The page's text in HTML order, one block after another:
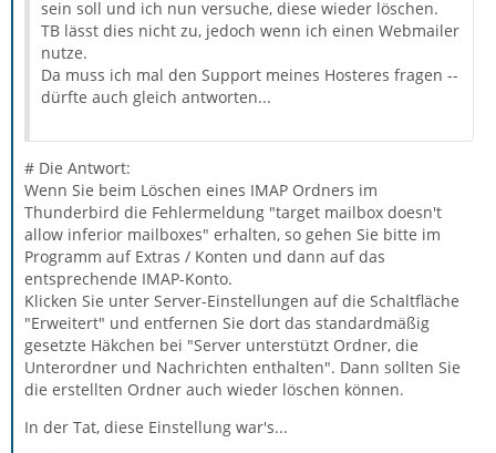
sein soll und ich nun versuche, diese wieder löschen.
TB lässt dies nicht zu, jedoch wenn ich einen Webmailer
nutze.
Da muss ich mal den Support meines Hosteres fragen --
dürfte auch gleich antworten...
# Die Antwort:
Wenn Sie beim Löschen eines IMAP Ordners im
Thunderbird die Fehlermeldung "target mailbox doesn't
allow inferior mailboxes" erhalten, so gehen Sie bitte im
Programm auf Extras / Konten und dann auf das
entsprechende IMAP-Konto.
Klicken Sie unter Server-Einstellungen auf die Schaltfläche
"Erweitert" und entfernen Sie dort das standardmäßig
gesetzte Häkchen bei "Server unterstützt Ordner, die
Unterordner und Nachrichten enthalten". Dann sollten Sie
die erstellten Ordner auch wieder löschen können.
In der Tat, diese Einstellung war's...